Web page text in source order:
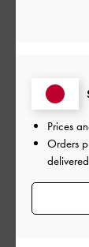
ビジ
デザイン・
憂鬱な平日
Prices
Orders